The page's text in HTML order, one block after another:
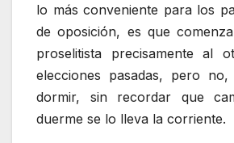
lo más conveniente para los
de oposición, es que
proselitista precisamente al
elecciones pasadas, pero
dormir, sin recordar que
duerme se lo lleva la corriente.